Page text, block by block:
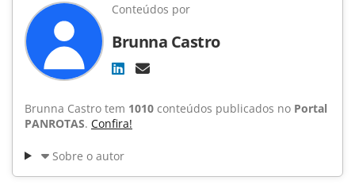
Conteúdos por
Brunna Castro
Brunna Castro tem 1010 conteúdos publicados no Portal
PANROTAS. Confira!
Sobre o autor